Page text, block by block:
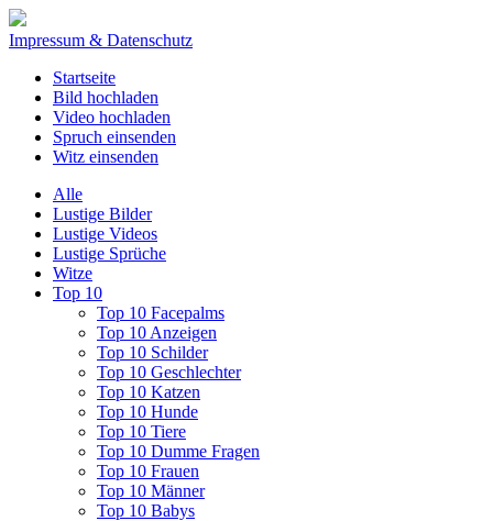
Impressum & Datenschutz
Startseite
Bild hochladen
Video hochladen
Spruch einsenden
Witz einsenden
Alle
Lustige Bilder
Lustige Videos
Lustige Sprüche
Witze
Top 10
Top 10 Facepalms
Top 10 Anzeigen
Top 10 Schilder
Top 10 Geschlechter
Top 10 Katzen
Top 10 Hunde
Top 10 Tiere
Top 10 Dumme Fragen
Top 10 Frauen
Top 10 Männer
Top 10 Babys